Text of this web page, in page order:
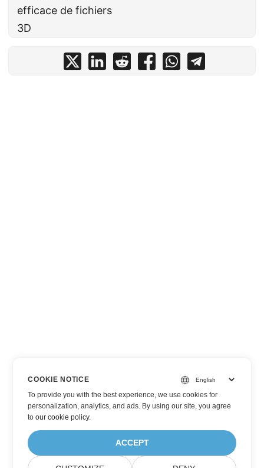
efficace de fichiers
3D
COOKIE NOTICE
To provide you with the best experience, we use cookies for
personalization, analytics, and ads. By using our site, you agree
toour cookie policy.
ACCEPT